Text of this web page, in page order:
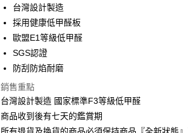
匯豐（台灣）商業銀行
聯邦商業銀行
元大商業銀行
台新國際商業銀行
台灣樂天信用卡公司
臺灣中小企業銀行
匯豐（台灣）商業銀行
聯邦商業銀行
元大商業銀行
玉山商業銀行
台灣樂天信用卡公司
街口支付
悠遊付
Google Pay
相關說明
【大哥付你分期使用說明】
1.本服務由台灣大哥大提供，台灣大哥大用戶可立即使用
2.付款方式選擇「大哥付你分期」，訂單成立後會自動跳
AFTEE先享後付
相關說明
台灣設計製造
採用健康低甲醛板
歐盟E1等級低甲醛
SGS認證
防刮防焰耐磨
銷售重點
台灣設計製造 國家標準F3等級低甲醛
商品收到後有七天的鑑賞期